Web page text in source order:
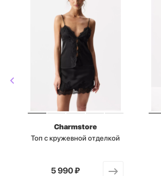
Charmstore
Топ с кружевной отделкой
5 990 ₽